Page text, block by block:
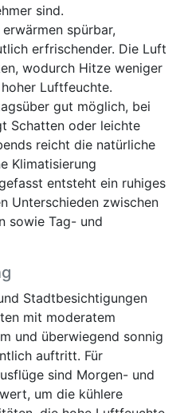
sind.
spürbar,
erfrischender. Die Luft
wodurch Hitze weniger
Luftfeuchte.
gut möglich, bei
Schatten oder leichte
reicht die natürliche
Klimatisierung
entsteht ein ruhiges
Unterschieden zwischen
sowie Tag- und
Stadtbesichtigungen
mit moderatem
und überwiegend sonnig
auftritt. Für
sind Morgen- und
um die kühlere